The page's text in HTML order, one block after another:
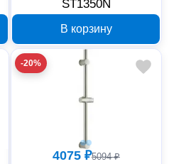
ST1350N
В корзину
-20%
4075 ₽5094 ₽